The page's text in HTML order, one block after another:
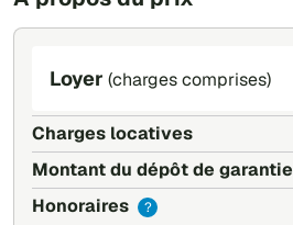
Loyer (charges comprises)
Charges locatives
Montant du dépôt de garantie
Honoraires
?